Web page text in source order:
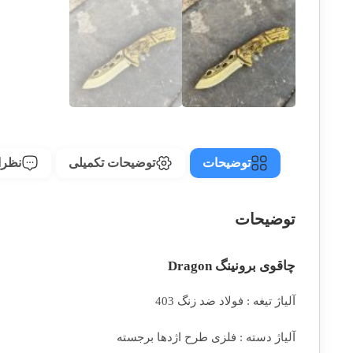
توضیحات توضیحات تکمیلی
توضیحات
چاقوی برونینگ Dragon
آلیاژ تیغه : فولاد ضد زنگ 403
آلیاژ دسته : فلزی طرح اژدها برجسته